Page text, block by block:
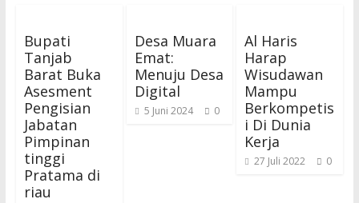
Bupati
Tanjab
Barat Buka
Asesment
Pengisian
Jabatan
Pimpinan
tinggi
Pratama di
riau
Desa Muara
Emat:
Menuju Desa
Digital
5 Juni 2024 0
Al Haris
Harap
Wisudawan
Mampu
Berkompetis
i Di Dunia
Kerja
27 Juli 2022 0